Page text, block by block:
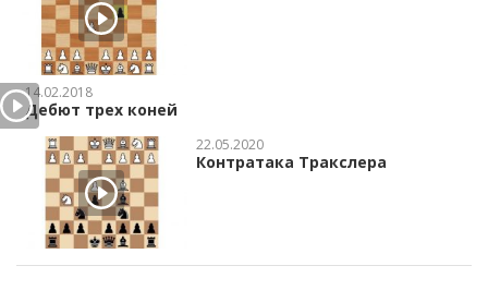
14.02.2018
Дебют трех коней
22.05.2020
Контратака Тракслера